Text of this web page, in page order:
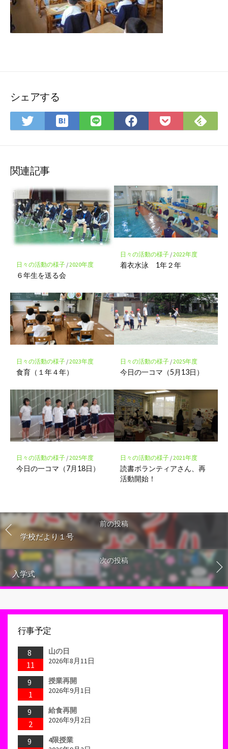
シェアする
Twitter
で
ア
は
て
マ
ー
ク
に
保
LINE
で
Facebook
で
Pocket
に
で
関連記事
日々の活動の様子/2020年度
６年生を送る会
日々の活動の様子/2022年度
着衣水泳 1年２年
日々の活動の様子/2023年度
食育（１年４年）
日々の活動の様子/2025年度
今日の一コマ（5月13日）
日々の活動の様子/2025年度
今日の一コマ（7月18日）
日々の活動の様子/2021年度
読書ボランティアさん、再
活動開始！
前の投稿
学校だより１号
次の投稿
入学式
行事予定
8
11
山の日
2026年8月11日
9
1
授業再開
2026年9月1日
9
2
給食再開
2026年9月2日
9
4限授業